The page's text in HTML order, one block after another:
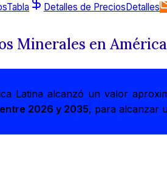
Tabla Detalles de PreciosDetalles
Minerales en
Latina alcanzó un valor
2026 y 2035, para alcanzar